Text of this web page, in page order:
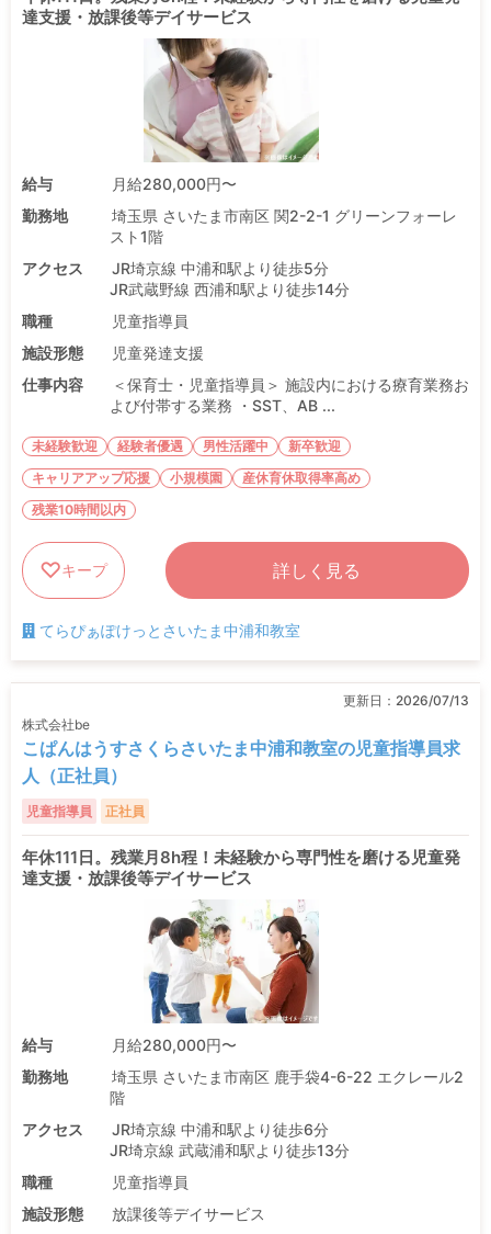
達支援・放課後等デイサービス
給与
月給280,000円〜
勤務地
埼玉県 さいたま市南区 関2-2-1 グリーンフォーレ
スト1階
アクセス
JR埼京線 中浦和駅より徒歩5分
JR武蔵野線 西浦和駅より徒歩14分
職種
児童指導員
施設形態
児童発達支援
仕事内容
＜保育士・児童指導員＞ 施設内における療育業務お
よび付帯する業務 ・SST、AB ...
未経験歓迎 経験者優遇 男性活躍中
新卒歓迎
キャリアアップ応援
小規模園
産休育休取得率高め
残業10時間以内
キープ 詳しく見る
てらぴぁぽけっとさいたま中浦和教室
更新日： 2026/07/13
株式会社be
こぱんはうすさくらさいたま中浦和教室の児童指導員求
人（正社員）
児童指導員 正社員
年休111日。残業月8h程！未経験から専門性を磨ける児童発
達支援・放課後等デイサービス
給与
月給280,000円〜
勤務地
埼玉県 さいたま市南区 鹿手袋4-6-22 エクレール2
階
アクセス
JR埼京線 中浦和駅より徒歩6分
JR埼京線 武蔵浦和駅より徒歩13分
職種
児童指導員
施設形態
放課後等デイサービス